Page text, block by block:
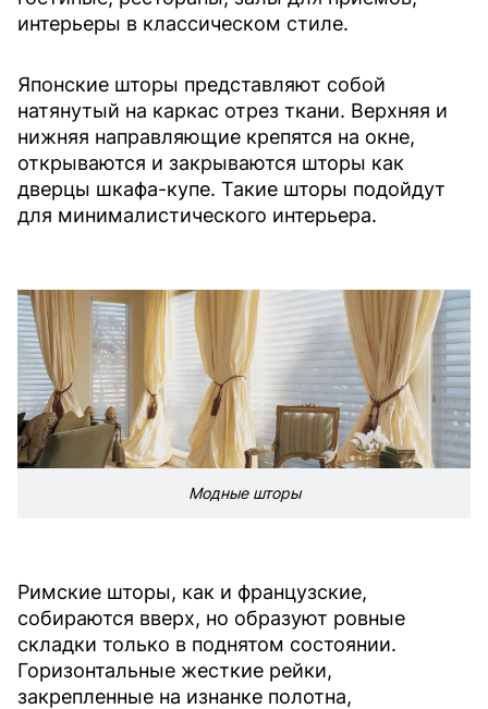
интерьеры в классическом стиле.
Японские шторы представляют собой
натянутый на каркас отрез ткани. Верхняя и
нижняя направляющие крепятся на окне,
открываются и закрываются шторы как
дверцы шкафа-купе. Такие шторы подойдут
для минималистического интерьера.
Модные шторы
Римские шторы, как и французские,
собираются вверх, но образуют ровные
складки только в поднятом состоянии.
Горизонтальные жесткие рейки,
закрепленные на изнанке полотна,